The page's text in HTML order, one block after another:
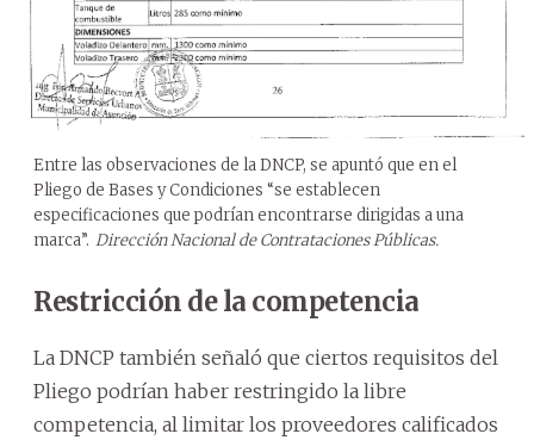
Entre las observaciones de la DNCP, se apuntó que en el
Pliego de Bases y Condiciones “se establecen
especificaciones que podrían encontrarse dirigidas a una
marca”. Dirección Nacional de Contrataciones Públicas.
Restricción de la competencia
La DNCP también señaló que ciertos requisitos del
Pliego podrían haber restringido la libre
competencia, al limitar los proveedores calificados